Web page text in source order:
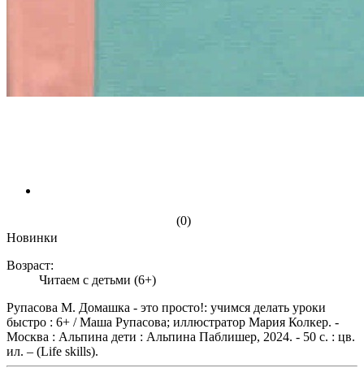
(0)
Новинки
Возраст:
Читаем с детьми (6+)
Рупасова М. Домашка - это просто!: учимся делать уроки
быстро : 6+ / Маша Рупасова; иллюстратор Мария Колкер. -
Москва : Альпина дети : Альпина Паблишер, 2024. - 50 с. : цв.
ил. – (Life skills).